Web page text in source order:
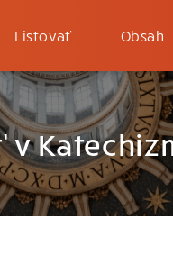
Listovať Obsah
v